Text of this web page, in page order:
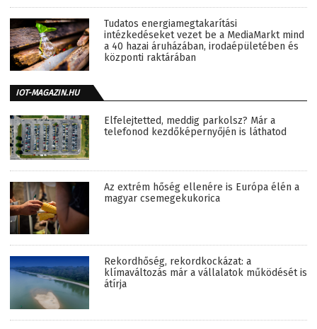
Tudatos energiamegtakarítási
intézkedéseket vezet be a MediaMarkt mind
a 40 hazai áruházában, irodaépületében és
központi raktárában
IOT-MAGAZIN.HU
Elfelejtetted, meddig parkolsz? Már a
telefonod kezdőképernyőjén is láthatod
Az extrém hőség ellenére is Európa élén a
magyar csemegekukorica
Rekordhőség, rekordkockázat: a
klímaváltozás már a vállalatok működését is
átírja